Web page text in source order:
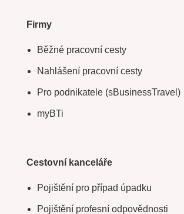
Firmy
Běžné pracovní cesty
Nahlášení pracovní cesty
Pro podnikatele (sBusinessTravel)
myBTi
Cestovní kanceláře
Pojištění pro případ úpadku
Pojištění profesní odpovědnosti